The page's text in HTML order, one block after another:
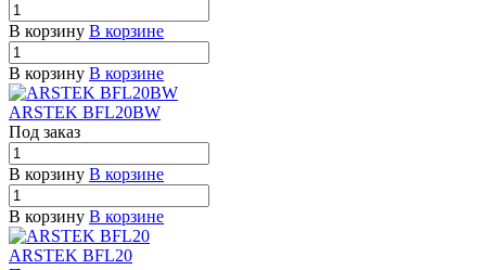
В корзину В корзине
В корзину В корзине
ARSTEK BFL20BW
Под заказ
В корзину В корзине
В корзину В корзине
ARSTEK BFL20